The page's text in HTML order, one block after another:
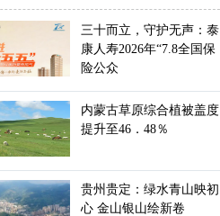
三十而立，守护无声：泰
康人寿2026年“7.8全国保
险公众
内蒙古草原综合植被盖度
提升至46．48％
贵州贵定：绿水青山映初
心 金山银山绘新卷